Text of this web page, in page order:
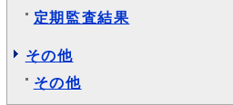
定期監査結果
その他
その他